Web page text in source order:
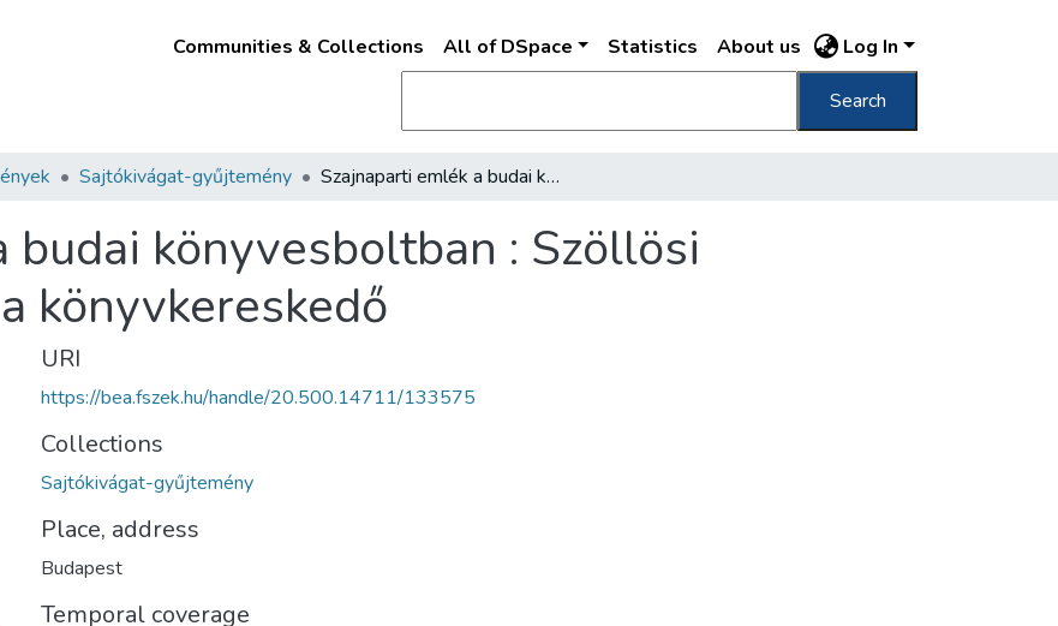
Communities & Collections All of DSpace Statistics About us Log In
Search
Sajtókivágat-gyűjtemény Szajnaparti emlék a budai könyvesboltban : Szöllösi Zsigmond az író és a könyvkereskedő
budai könyvesboltban : Szöllösi
könyvkereskedő
URI
https://bea.fszek.hu/handle/20.500.14711/133575
Collections
Sajtókivágat-gyűjtemény
Place, address
Budapest
Temporal coverage